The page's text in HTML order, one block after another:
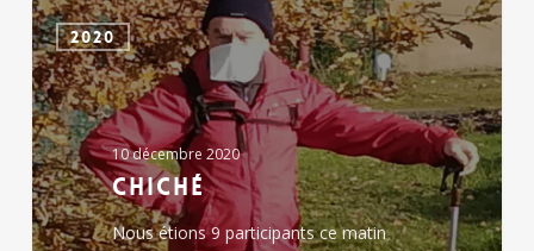
Chiché
2020
10 décembre 2020
Chiché
Nous étions 9 participants ce matin